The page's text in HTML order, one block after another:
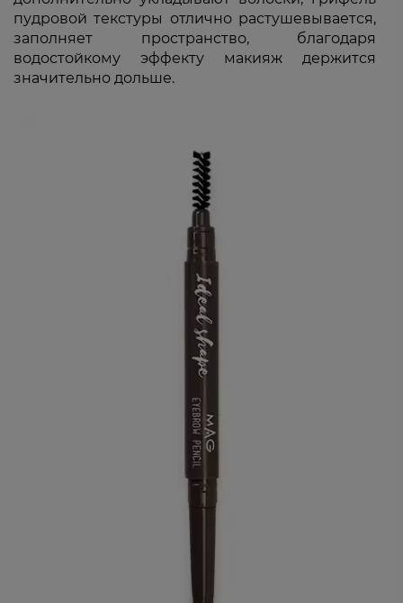
пудровой текстуры отлично растушевывается,
заполняет пространство, благодаря
водостойкому эффекту макияж держится
значительно дольше.